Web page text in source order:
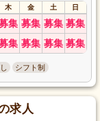
木 金 土 日
集 募集 募集 募集
集 募集 募集 募集
シフト制
求人